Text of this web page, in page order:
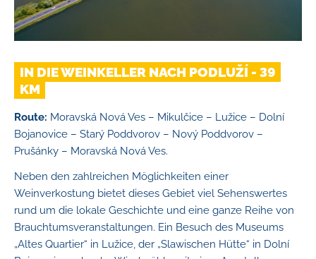
IN DIE WEINKELLER NACH PODLUŽÍ - 39
KM
Route: Moravská Nová Ves – Mikulčice – Lužice – Dolní
Bojanovice – Starý Poddvorov – Nový Poddvorov –
Prušánky – Moravská Nová Ves.
Neben den zahlreichen Möglichkeiten einer
Weinverkostung bietet dieses Gebiet viel Sehenswertes
rund um die lokale Geschichte und eine ganze Reihe von
Brauchtumsveranstaltungen. Ein Besuch des Museums
„Altes Quartier“ in Lužice, der „Slawischen Hütte“ in Dolní